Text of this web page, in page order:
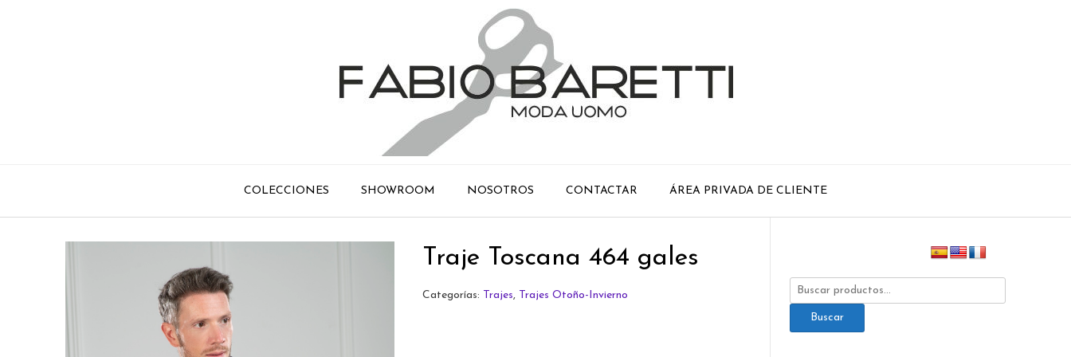
COLECCIONES SHOWROOM NOSOTROS CONTACTAR ÁREA PRIVADA DE CLIENTE
Traje Toscana 464 gales
Categorías: Trajes, Trajes Otoño-Invierno
Buscar
por:
Buscar